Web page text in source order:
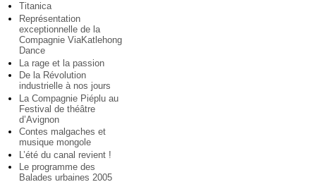
Titanica
Représentation
exceptionnelle de la
Compagnie ViaKatlehong
Dance
La rage et la passion
De la Révolution
industrielle à nos jours
La Compagnie Piéplu au
Festival de théâtre
d’Avignon
Contes malgaches et
musique mongole
L’été du canal revient !
Le programme des
Balades urbaines 2005